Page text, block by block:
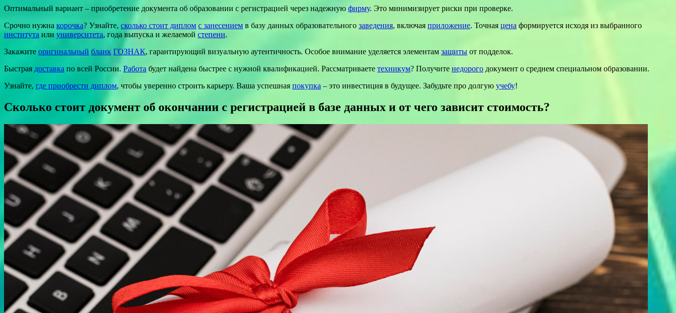
Оптимальный вариант – приобретение документа об образовании с регистрацией через надежную фирму. Это минимизирует риски при проверке.
Срочно нужна корочка? Узнайте, сколько стоит диплом с занесением в базу данных образовательного заведения, включая приложение. Точная цена формируется исходя из выбранного
института или университета, года выпуска и желаемой степени.
Закажите оригинальный бланк ГОЗНАК, гарантирующий визуальную аутентичность. Особое внимание уделяется элементам защиты от подделок.
Быстрая доставка по всей России. Работа будет найдена быстрее с нужной квалификацией. Рассматриваете техникум? Получите недорого документ о среднем специальном образовании.
Узнайте, где приобрести диплом, чтобы уверенно строить карьеру. Ваша успешная покупка – это инвестиция в будущее. Забудьте про долгую учебу!
Сколько стоит документ об окончании с регистрацией в базе данных и от чего зависит стоимость?